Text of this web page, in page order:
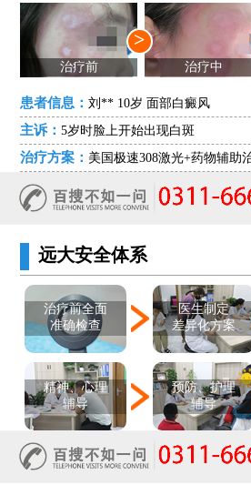
治疗前
>
治疗中
患者信息：刘** 10岁 面部白癜风
主诉：5岁时脸上开始出现白斑
治疗方案： 美国极速308激光+药物辅助
远大安全体系
治疗前全面
准确检查
医生制定
差异化方案
精神、心理
辅导
预防、护理
辅导